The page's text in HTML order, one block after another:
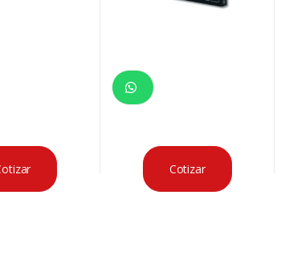
Cotizar